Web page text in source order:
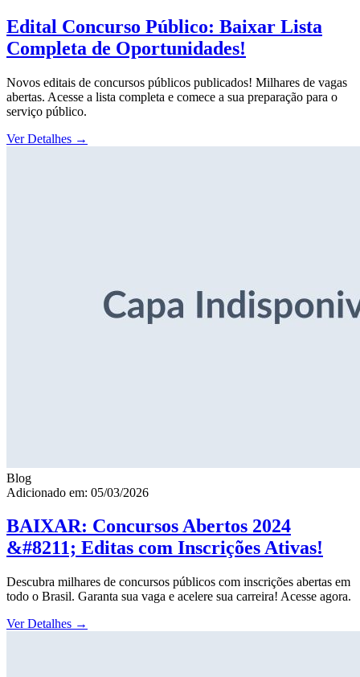
Edital Concurso Público: Baixar Lista
Completa de Oportunidades!
Novos editais de concursos públicos publicados! Milhares de vagas
abertas. Acesse a lista completa e comece a sua preparação para o
serviço público.
Ver Detalhes →
Blog
Adicionado em: 05/03/2026
BAIXAR: Concursos Abertos 2024
&#8211; Editas com Inscrições Ativas!
Descubra milhares de concursos públicos com inscrições abertas em
todo o Brasil. Garanta sua vaga e acelere sua carreira! Acesse agora.
Ver Detalhes →